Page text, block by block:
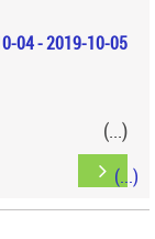
04 - 2019-10-05